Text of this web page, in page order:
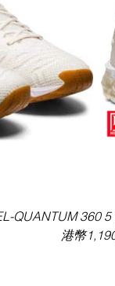
QUANTUM 360
港幣